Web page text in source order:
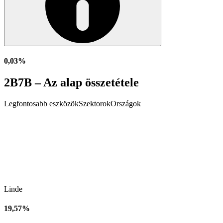
0,03%
2B7B – Az alap összetétele
Legfontosabb eszközökSzektorokOrszágok
Linde
19,57%